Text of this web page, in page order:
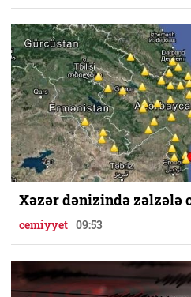
Xəzər dənizində zəlzələ
cemiyyet 09:53